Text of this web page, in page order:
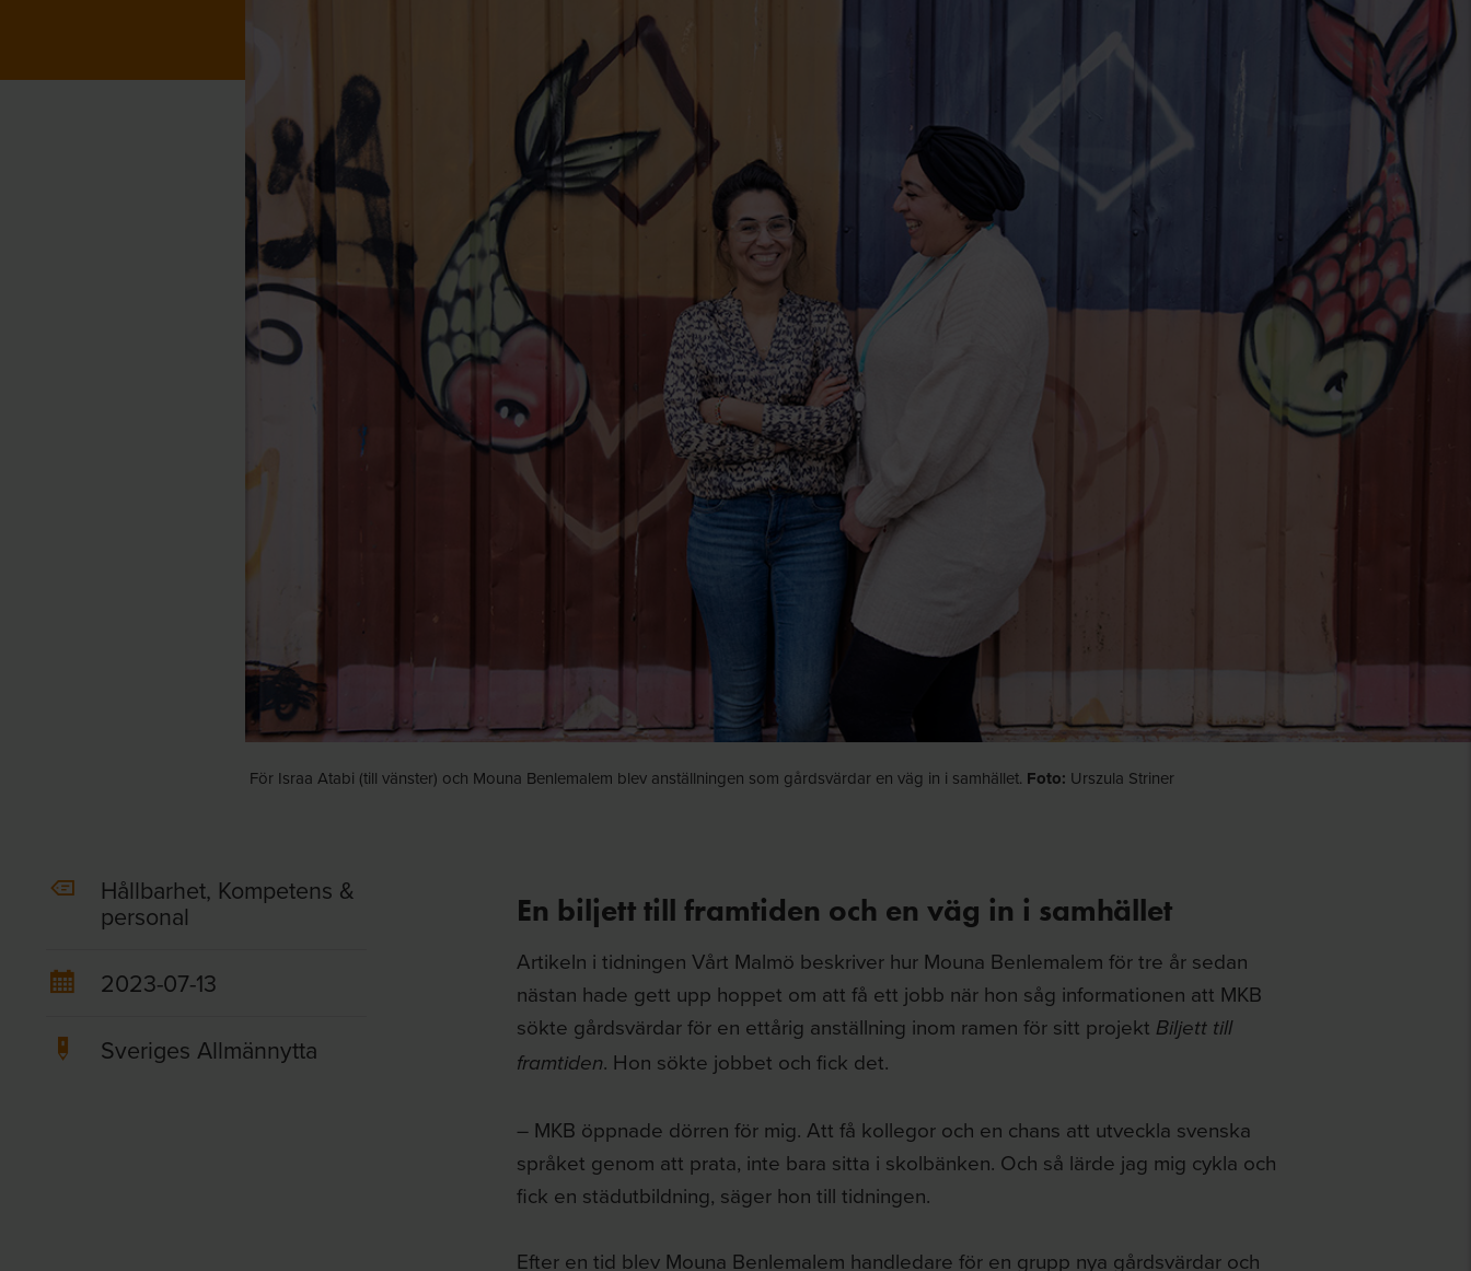
För Israa Atabi (till vänster) och Mouna Benlemalem blev anställningen som gårdsvärdar en väg in i samhället. Foto: Urszula Striner
Hållbarhet, Kompetens &
personal
2023-07-13
Sveriges Allmännytta
En biljett till framtiden och en väg in i samhället
Artikeln i tidningen Vårt Malmö beskriver hur Mouna Benlemalem för tre år sedan
nästan hade gett upp hoppet om att få ett jobb när hon såg informationen att MKB
sökte gårdsvärdar för en ettårig anställning inom ramen för sitt projekt Biljett till
framtiden. Hon sökte jobbet och fick det.
– MKB öppnade dörren för mig. Att få kollegor och en chans att utveckla svenska
språket genom att prata, inte bara sitta i skolbänken. Och så lärde jag mig cykla och
fick en städutbildning, säger hon till tidningen.
Efter en tid blev Mouna Benlemalem handledare för en grupp nya gårdsvärdar och